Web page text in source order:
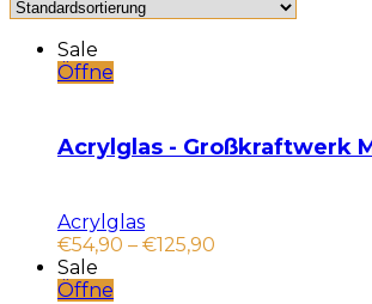
Sale
Öffne
Acrylglas - Großkraftwerk
Acrylglas
€54,90 – €125,90
Sale
Öffne